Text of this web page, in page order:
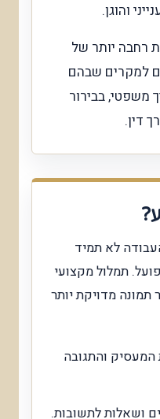
והוגן.
רחבה יותר של
למקרים שבהם
משפטי, בבירור
דין.
לא תמיד
תמלול מקצועי
מדויקת יותר
המעסיק והתגובה
ושאלות לתשובות.